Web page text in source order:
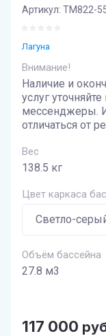
Артикул: ТМ822-
Лагуна
Внимание!
Наличие и
услуг
мессенджеры.
отличаться от
Вес
138.5 кг
Цвет каркаса
Объём бассейна
27.8 м3
117 000